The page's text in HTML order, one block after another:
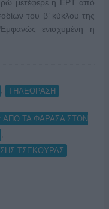
μετέφερε η ΕΡΤ από
του β’ κύκλου της
ενισχυμένη η
ΤΗΛΕΟΡΑΣΗ
ΑΠΟ ΤΑ ΦΑΡΑΣΑ ΣΤΟΝ
ΤΣΕΚΟΥΡΑΣ